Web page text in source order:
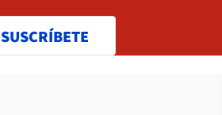
SUSCRÍBETE